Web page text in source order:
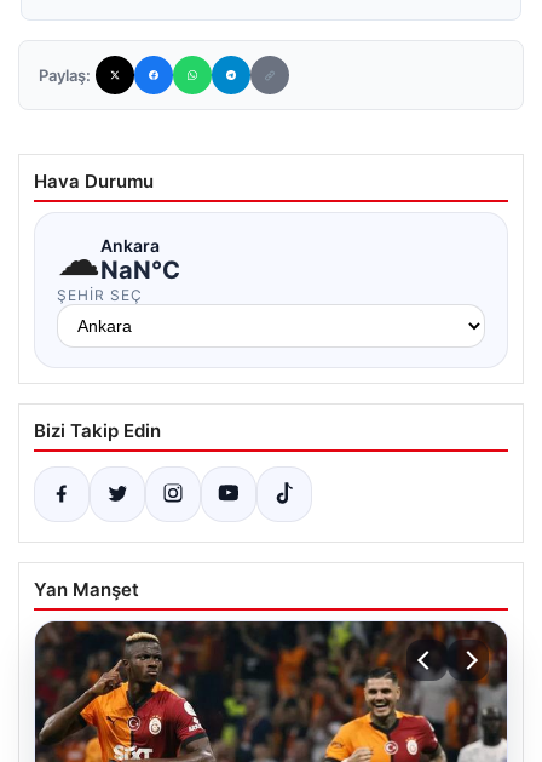
Paylaş:
Hava Durumu
☁Ankara
NaN°C
ŞEHIR SEÇ
Bizi Takip Edin
Yan Manşet